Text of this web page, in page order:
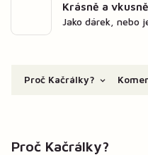
Krásně a
Jako dárek, nebo
Proč Kačrálky?
Proč Kačrálky?